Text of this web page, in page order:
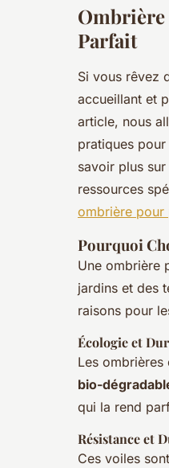
Ombrière
Parfait
Si vous rêvez
accueillant et
article, nous
pratiques
savoir plus
ressources
ombrière pour
Pourquoi
Une ombrière
jardins et des
raisons pour
Écologie et
Les
bio-
qui la rend
Résistance et
Ces voiles